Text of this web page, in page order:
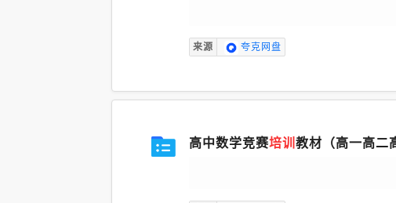
来源 夸克网盘
高中数学竞赛培训 教材（高一高二